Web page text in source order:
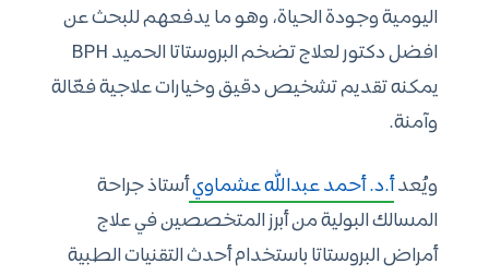
اليومية وجودة الحياة، وهو ما يدفعهم للبحث عن
افضل دكتور لعلاج تضخم البروستاتا الحميد BPH
يمكنه تقديم تشخيص دقيق وخيارات علاجية فعّالة
وآمنة.
ويُعدأ.د. أحمد عبدالله عشماويأستاذ جراحة
المسالك البولية من أبرز المتخصصين في علاج
أمراض البروستاتا باستخدام أحدث التقنيات الطبية